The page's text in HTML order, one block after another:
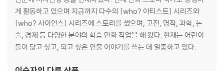
어린이 진로 탐색 ‘네트워크관리자’
연표
찾아보기
게 활동하고 있으며 지금까지 다수의 [who? 아티스트] 시리즈와
[who? 사이언스] 시리즈에 스토리를 썼으며, 고전, 명작, 과학, 논
술, 경제 등 다양한 분야의 학습 만화 작업을 해 왔다. 현재는 어린이
들이 닮고 싶고, 되고 싶은 인물 이야기를 쓰는 데 열중하고 있다.